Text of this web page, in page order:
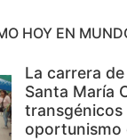
HOY EN
La carrera
Santa María
transgénicos
oportunismo